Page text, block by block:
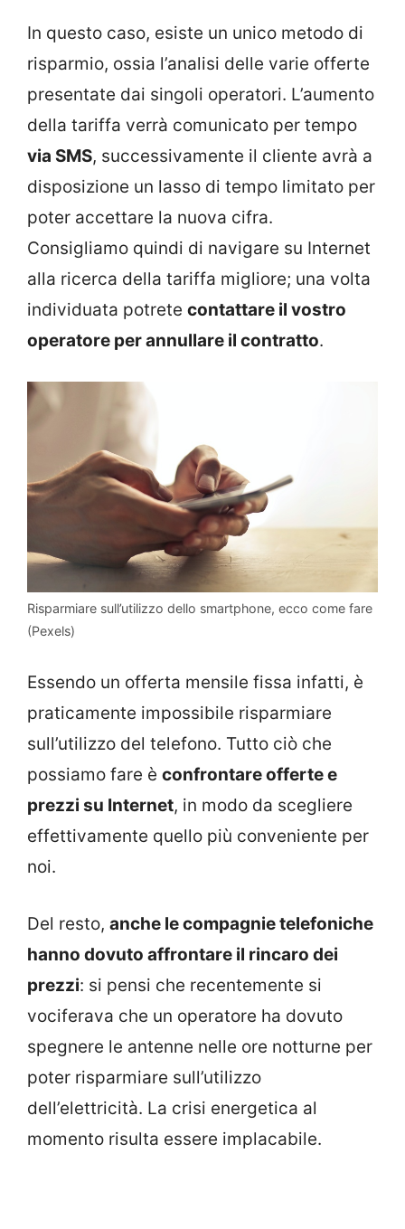
In questo caso, esiste un unico metodo di
risparmio, ossia l’analisi delle varie offerte
presentate dai singoli operatori. L’aumento
della tariffa verrà comunicato per tempo
via SMS, successivamente il cliente avrà a
disposizione un lasso di tempo limitato per
poter accettare la nuova cifra.
Consigliamo quindi di navigare su Internet
alla ricerca della tariffa migliore; una volta
individuata potrete contattare il vostro
operatore per annullare il contratto.
Risparmiare sull’utilizzo dello smartphone, ecco come fare
(Pexels)
Essendo un offerta mensile fissa infatti, è
praticamente impossibile risparmiare
sull’utilizzo del telefono. Tutto ciò che
possiamo fare è confrontare offerte e
prezzi su Internet, in modo da scegliere
effettivamente quello più conveniente per
noi.
Del resto, anche le compagnie telefoniche
hanno dovuto affrontare il rincaro dei
prezzi: si pensi che recentemente si
vociferava che un operatore ha dovuto
spegnere le antenne nelle ore notturne per
poter risparmiare sull’utilizzo
dell’elettricità. La crisi energetica al
momento risulta essere implacabile.